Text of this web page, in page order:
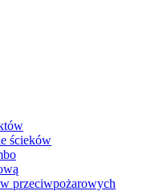
ścieków
przeciwpożarowych